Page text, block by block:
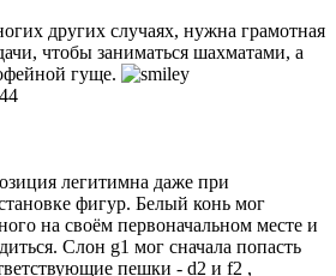
других случаях, нужна грамотная
чтобы заниматься шахматами, а
гуще.
легитимна даже при
фигур. Белый конь мог
на своём первоначальном месте и
Слон g1 мог сначала попасть
пешки - d2 и f2 ,